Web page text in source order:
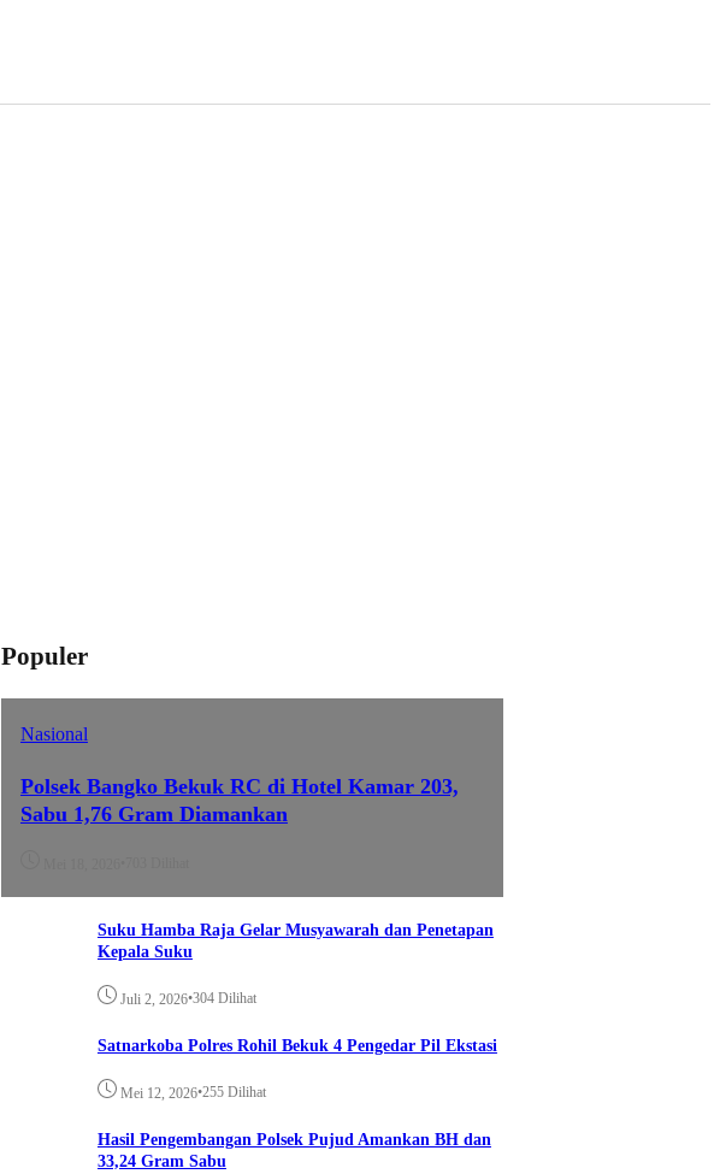
Populer
Nasional
Polsek Bangko Bekuk RC di Hotel Kamar 203,
Sabu 1,76 Gram Diamankan
Suku Hamba Raja Gelar Musyawarah dan Penetapan
Kepala Suku
Juli 2, 2026•304 Dilihat
Satnarkoba Polres Rohil Bekuk 4 Pengedar Pil Ekstasi
Mei 12, 2026•255 Dilihat
Hasil Pengembangan Polsek Pujud Amankan BH dan
33,24 Gram Sabu